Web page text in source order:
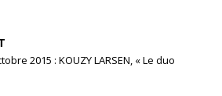
2015 : KOUZY LARSEN, « Le duo